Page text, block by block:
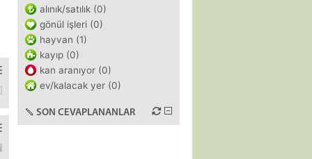
olduğu söylenen filtreler var. Fiyatlar daha uygun. Siz ne
de mağazada da herkes Air Force 1 alacaklara, normal
alınık/satılık (0)
gönül işleri (0)
hayvan (1)
kayıp (0)
kan aranıyor (0)
ev/kalacak yer (0)
SON CEVAPLANANLAR